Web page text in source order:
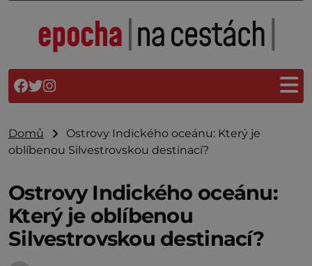
Domů
Ostrovy Indického oceánu: Který je
oblíbenou Silvestrovskou destinací?
Ostrovy Indického oceánu:
Který je oblíbenou
Silvestrovskou destinací?